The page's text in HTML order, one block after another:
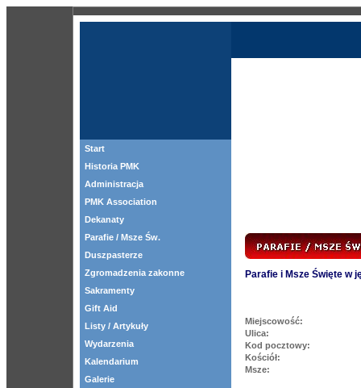
Start
Historia PMK
Administracja
PMK Association
Dekanaty
Parafie / Msze Św.
Duszpasterze
Zgromadzenia zakonne
Sakramenty
Gift Aid
Listy / Artykuły
Wydarzenia
Kalendarium
Galerie
Parafie i Msze Święte w
Miejscowość:
Ulica:
Kod pocztowy:
Kościół:
Msze: